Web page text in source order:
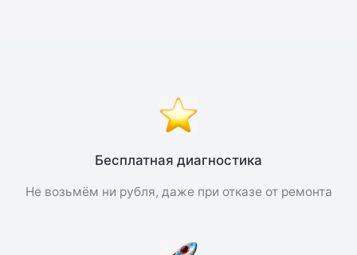
Бесплатная диагностика
Не возьмём ни рубля, даже при отказе от ремонта